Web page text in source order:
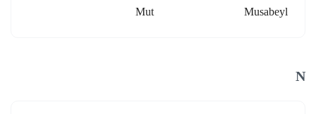
Musabeyl
Mut
N